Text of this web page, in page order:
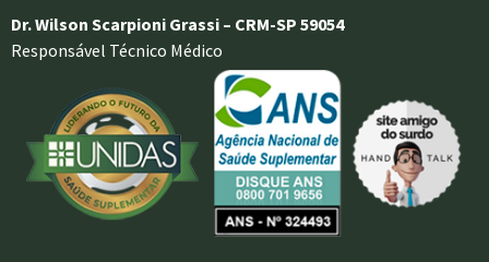
Dr. Wilson Scarpioni Grassi – CRM-SP 59054
Responsável Técnico Médico